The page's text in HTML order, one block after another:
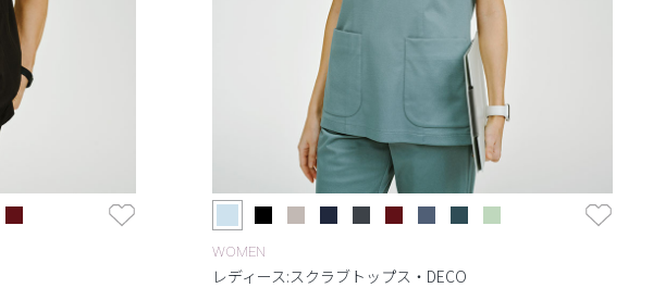
WOMEN
レディース:スクラブトップス・DECO